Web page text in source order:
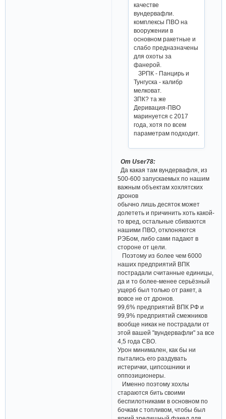
качестве
вундервафли.
комплексы ПВО на
вооружении в
основном ракетные и
слабо предназначены
для охоты за
фанерой.
ЗРПК - Панцирь и
Тунгуска - калибр
мелковат.
ЗПК? та же
Деривация-ПВО
маринуется с 2017
года, хотя по всем
параметрам подходит.
От User78:
Да какая там вундервафля, из
500-600 запускаемых по нашим
важным объектам хохлятских
дронов
обычно лишь десяток может
долететь и причинить хоть какой-
то вред, остальные сбиваются
нашими ПВО, отклоняются
РЭБом, либо сами падают в
стороне от цели.
Поэтому из более чем 6000
наших предприятий ВПК
пострадали считанные единицы,
да и то более-менее серьёзный
ущерб был только от ракет, а
вовсе не от дронов.
99,6% предприятий ВПК РФ и
99,9% предприятий смежников
вообще никак не пострадали от
этой вашей "вундервафли" за все
4,5 года СВО.
Урон минимален, как бы ни
пытались его раздувать
истерички, ципсошники и
оппозиционеры.
Именно поэтому хохлы
стараются бить своими
беспилотниками в основном по
бочкам с топливом, чтобы был